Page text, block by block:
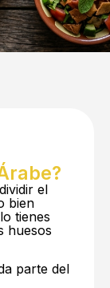
el
bien
tienes
huesos
parte del